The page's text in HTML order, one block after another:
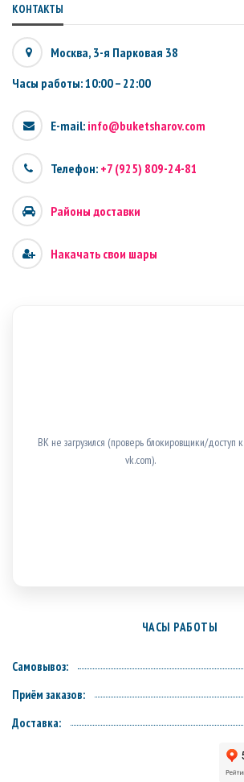
КОНТАКТЫ
Москва, 3-я Парковая 38
Часы работы: 10:00 – 22:00
E-mail: info@buketsharov.com
Телефон: +7 (925) 809-24-81
Районы доставки
Накачать свои шары
ВК не загрузился (проверь блокировщики/доступ к
vk.com).
ЧАСЫ РАБОТЫ
Самовывоз:
Приём заказов:
Доставка: